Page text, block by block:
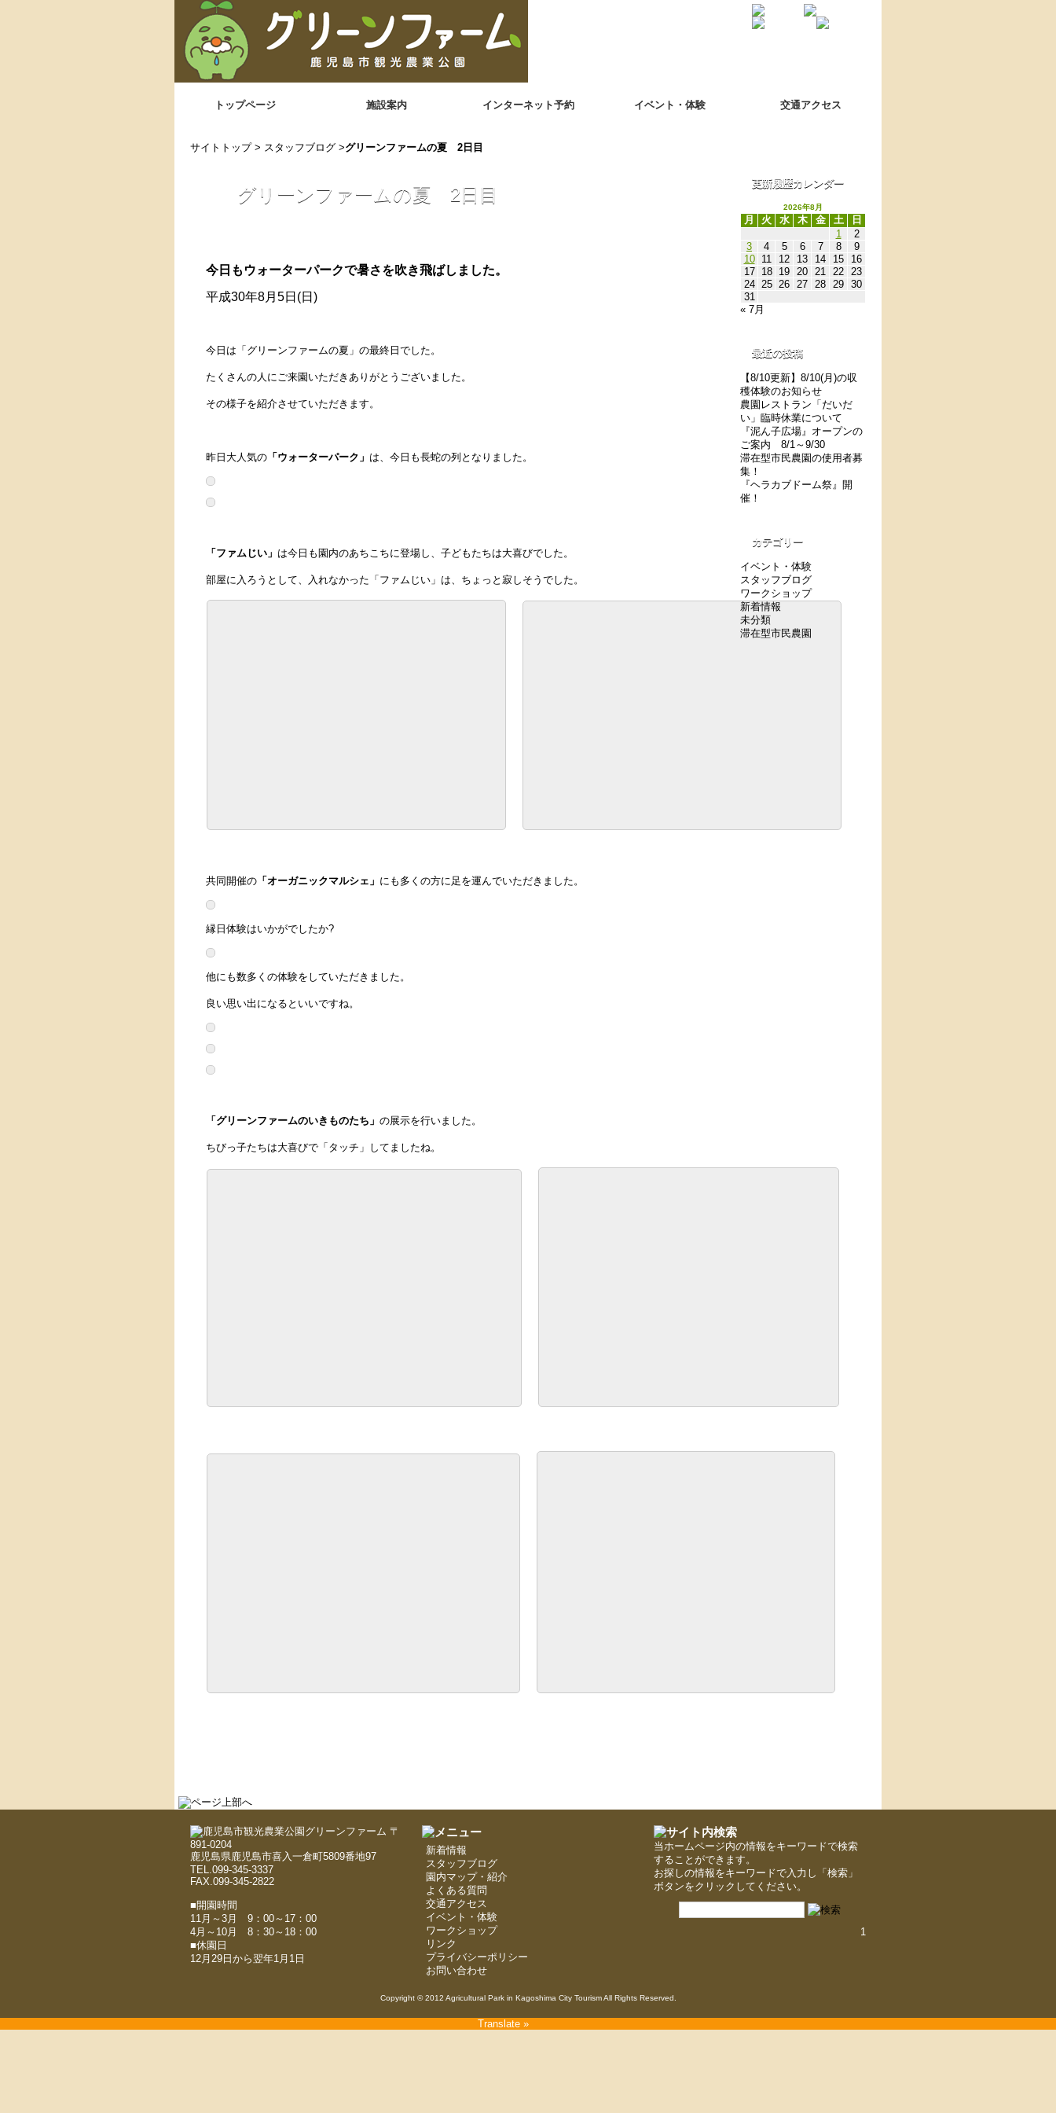
トップページ 施設案内 インターネット予約 イベント・体験 交通アクセス
サイトトップ> スタッフブログ >グリーンファームの夏 2日目
グリーンファームの夏 2日目
今日もウォーターパークで暑さを吹き飛ばしました。
平成30年8月5日(日)
今日は「グリーンファームの夏」の最終日でした。
たくさんの人にご来園いただきありがとうございました。
その様子を紹介させていただきます。
昨日大人気の 「ウォーターパーク」 は、今日も長蛇の列となりました。
「ファムじい」 は今日も園内のあちこちに登場し、子どもたちは大喜びでした。
部屋に入ろうとして、入れなかった「ファムじい」は、ちょっと寂しそうでした。
共同開催の 「オーガニックマルシェ」 にも多くの方に足を運んでいただきました。
縁日体験はいかがでしたか?
他にも数多くの体験をしていただきました。
良い思い出になるといいですね。
「グリーンファームのいきものたち」 の展示を行いました。
ちびっ子たちは大喜びで「タッチ」してましたね。
更新履歴カレンダー
2026年8月
月 火 水 木 金 土
日
1
2
3
4 5 6 7 8
9
10
11 12 13 14 15
16
17
18 19 20 21 22 23
24 25 26 27 28 29 30
31
« 7月
最近の投稿
【8/10更新】8/10(月)の収
穫体験のお知らせ
農園レストラン「だいだ
い」臨時休業について
『泥ん子広場』オープンの
ご案内 8/1～9/30
滞在型市民農園の使用者募
集！
『ヘラカブドーム祭』開
催！
カテゴリー
イベント・体験
スタッフブログ
ワークショップ
新着情報
未分類
滞在型市民農園
〒
891-0204
鹿児島県鹿児島市喜入一倉町5809番地97
TEL.099-345-3337
FAX.099-345-2822
■開園時間
11月～3月 9：00～17：00
4月～10月 8：30～18：00
■休園日
12月29日から翌年1月1日
新着情報
スタッフブログ
園内マップ・紹介
よくある質問
交通アクセス
イベント・体験
ワークショップ
リンク
プライバシーポリシー
お問い合わせ
当ホームページ内の情報をキーワードで検索
することができます。
お探しの情報をキーワードで入力し「検索」
ボタンをクリックしてください。
1
Copyright © 2012 Agricultural Park in Kagoshima City Tourism All Rights Reserved.
Translate »